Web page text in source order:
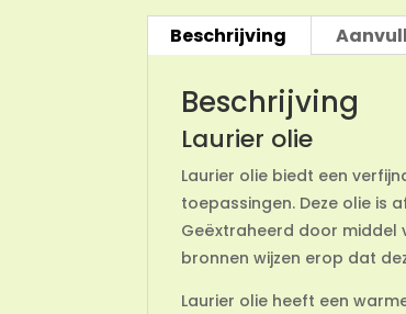
Beschrijving
Beschrijving
Laurier olie
Laurier olie biedt een
toepassingen. Deze olie is
Geëxtraheerd door middel
bronnen wijzen erop dat
Laurier olie heeft een